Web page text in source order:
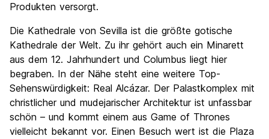
Produkten versorgt.
Die Kathedrale von Sevilla ist die größte gotische
Kathedrale der Welt. Zu ihr gehört auch ein Minarett
aus dem 12. Jahrhundert und Columbus liegt hier
begraben. In der Nähe steht eine weitere Top-
Sehenswürdigkeit: Real Alcázar. Der Palastkomplex mit
christlicher und mudejarischer Architektur ist unfassbar
schön – und kommt einem aus Game of Thrones
vielleicht bekannt vor. Einen Besuch wert ist die Plaza